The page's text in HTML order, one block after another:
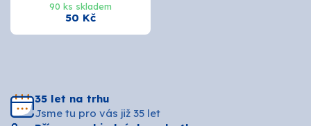
35 let na trhu
Jsme tu pro vás již 35 let
90 ks skladem
50 Kč